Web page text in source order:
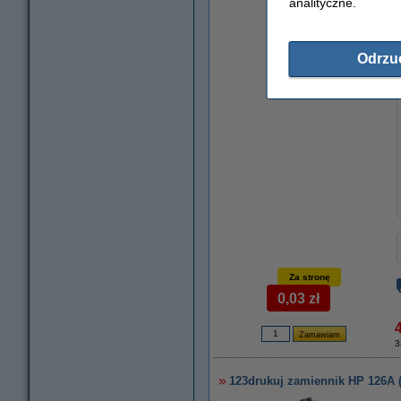
Za stronę
0,03 zł
123drukuj zamiennik HP 126A